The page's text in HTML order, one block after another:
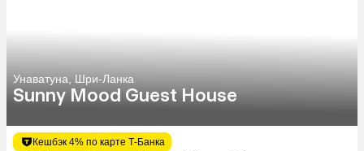
Унаватуна, Шри-Ланка
Sunny Mood Guest House
Кешбэк 4% по карте Т-Банка